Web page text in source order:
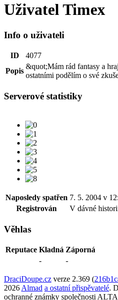
Uživatel Timex
Info o uživateli
ID
4077
Popis
&quot;Mám rád fantasy a
ostatními podělím o své
Serverové statistiky
Naposledy spatřen 7. 5. 2004 v
Registrován
V dávné
Věhlas
Reputace Kladná Záporná
-
-
DraciDoupe.cz verze 2.369 (
2026 Almad a ostatní přispěvatelé.
ochranné známky společnosti